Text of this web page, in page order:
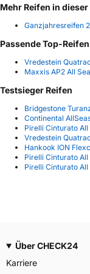
Mehr Reifen in
Ganzjahresreifen
Passende Top-Reifen
Vredestein
Maxxis AP2 All
Testsieger Reifen
Bridgestone
Continental
Pirelli Cinturato All
Vredestein
Hankook ION
Pirelli Cinturato All
Pirelli Cinturato All
Über CHECK24
Karriere